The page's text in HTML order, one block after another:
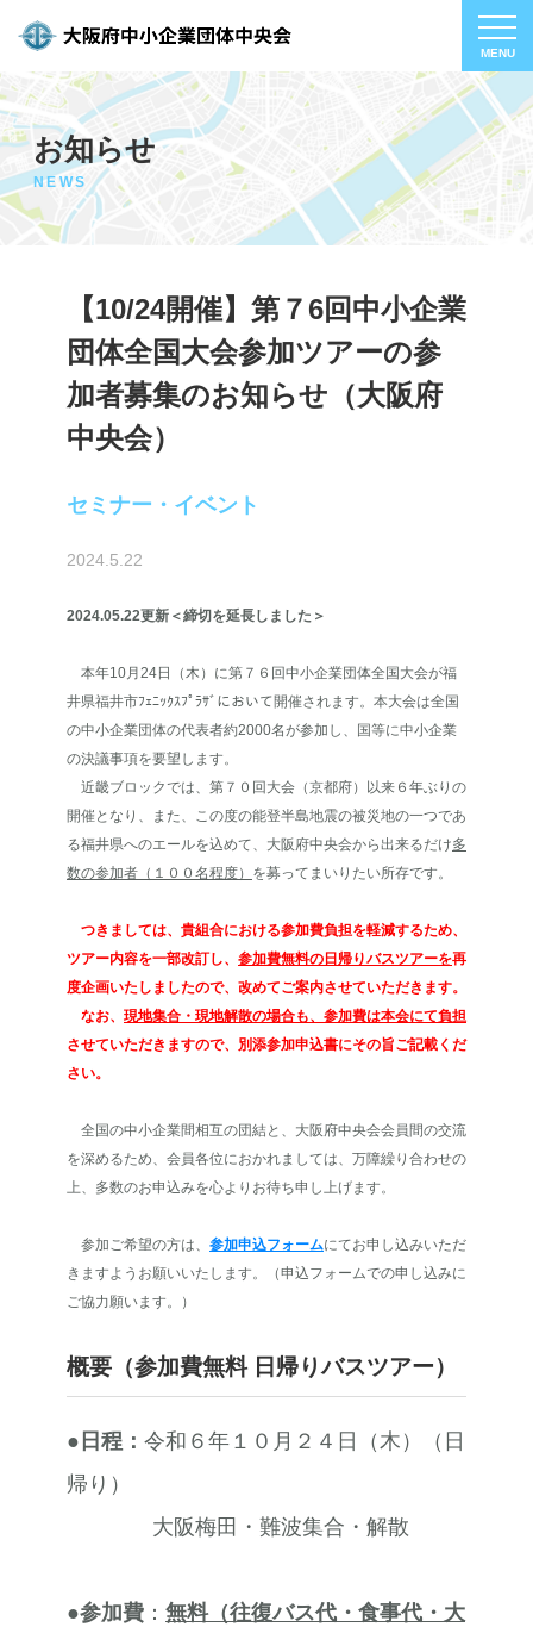
お知らせ
NEWS
【10/24開催】第７6回中小企業
団体全国大会参加ツアーの参
加者募集のお知らせ（大阪府
中央会）
セミナー・イベント
2024.5.22
2024.05.22更新＜締切を延長しました＞
本年10月24日（木）に第７６回中小企業団体全国大会が福
井県福井市ﾌｪﾆｯｸｽﾌﾟﾗｻﾞにおいて開催されます。本大会は全国
の中小企業団体の代表者約2000名が参加し、国等に中小企業
の決議事項を要望します。
近畿ブロックでは、第７０回大会（京都府）以来６年ぶりの
開催となり、また、この度の能登半島地震の被災地の一つであ
る福井県へのエールを込めて、大阪府中央会から出来るだけ多
数の参加者（１００名程度） を募ってまいりたい所存です。
つきましては、貴組合における参加費負担を軽減するため、
ツアー内容を一部改訂し、 参加費無料の日帰りバスツアーを再
度企画いたしましたので、改めてご案内させていただきます。
なお、 現地集合・現地解散の場合も、参加費は本会にて負担
させていただきますので、別添参加申込書にその旨ご記載くだ
さい。
全国の中小企業間相互の団結と、大阪府中央会会員間の交流
を深めるため、会員各位におかれましては、万障繰り合わせの
上、多数のお申込みを心よりお待ち申し上げます。
参加ご希望の方は、 参加申込フォームにてお申し込みいただ
きますようお願いいたします。（申込フォームでの申し込みに
ご協力願います。）
概要（参加費無料 日帰りバスツアー）
●日程： 令和６年１０月２４日（木）（日
帰り）
大阪梅田・難波集合・解散
●参加費 ： 無料（往復バス代・食事代・大